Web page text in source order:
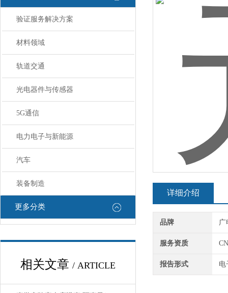
验证服务解决方案
材料领域
轨道交通
光电器件与传感器
5G通信
电力电子与新能源
汽车
装备制造
更多分类
相关文章 / ARTICLE
详细介绍
品牌 广
服务资质
报告形式 电